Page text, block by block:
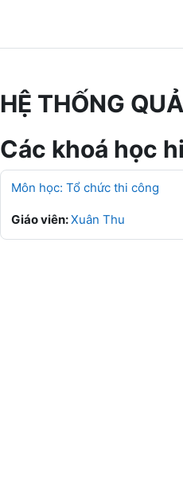
HỆ THỐNG
Các khoá học
Môn học: Tổ chức thi công
Giáo viên:Xuân Thu